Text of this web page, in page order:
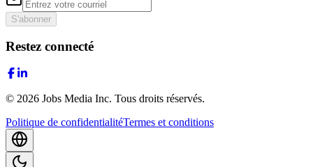
S'abonner
Restez connecté
© 2026 Jobs Media Inc. Tous droits réservés.
Politique de confidentialitéTermes et conditions